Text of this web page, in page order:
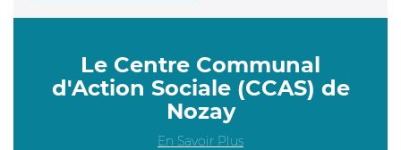
Le Centre Communal
d'Action Sociale (CCAS) de
Nozay
En Savoir Plus